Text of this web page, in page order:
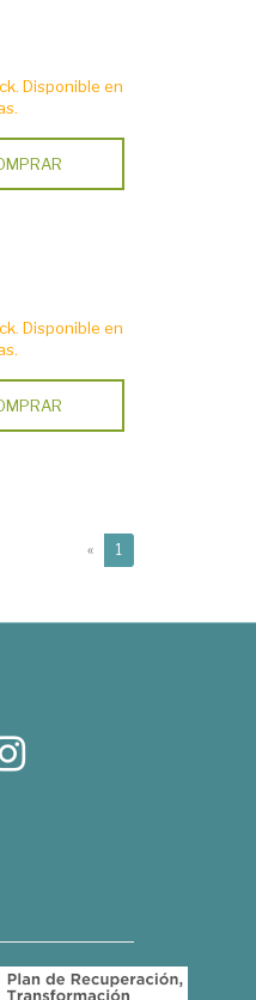
Disponible en
Disponible en
« 1